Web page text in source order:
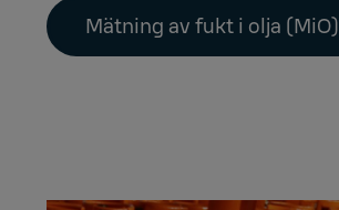
Mätning av fukt i olja (MiO)